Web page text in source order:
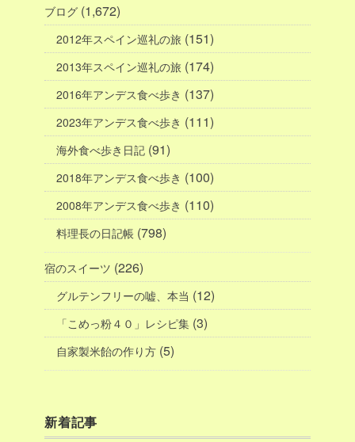
ブログ (1,672)
2012年スペイン巡礼の旅 (151)
2013年スペイン巡礼の旅 (174)
2016年アンデス食べ歩き (137)
2023年アンデス食べ歩き (111)
海外食べ歩き日記 (91)
2018年アンデス食べ歩き (100)
2008年アンデス食べ歩き (110)
料理長の日記帳 (798)
宿のスイーツ (226)
グルテンフリーの嘘、本当 (12)
「こめっ粉４０」レシピ集 (3)
自家製米飴の作り方 (5)
新着記事